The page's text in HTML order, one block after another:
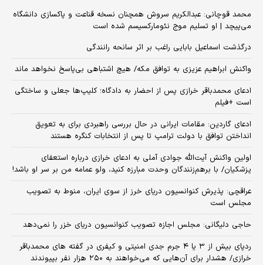
محمد قوچانی: عبدالکریم سروش همچنان نسخه قناعت و پاکسازی دانشگاه
می‌پیچد | او تسلیم موج نئومارکسیسم شده است
درگذشت اسماعیل بابایی راغب بر اثر سانحه رانندگی
واکنش ابراهیم عزیزی به توافق مکه/ هیچ اشتباهی بی‌پاسخ نخواهد ماند
ادعای محمدباقر خرازی پس از احضار به دادگاه؛ کلیپ‌ها جعلی و ساختگی
است +فیلم
ادعای گاردین: مقامات ایرانی در حال بررسی راهبردی برای به تعویق
انداختن توافق با دولت ترامپ تا پس از انتخابات کنگره هستند
اولین واکنش آیت‌الله جوادی آملی به ادعای خرازی درباره استعفای
پزشکیان/ با برهم‌زنندگان وحدت مبارزه کنید، ولو عمامه من بر سر او باشد!
عراقچی: پذیرش کنوانسیون دریای خرز از سوی ایران، منوط به تصویب
مجلس است
حاجی دلیگانی: مجلس اجازه تصویب کنوانسیون دریای خزر را نمی‌دهد
ردپای بیش از ۳ یا ۴ جرم جدی امنیتی و کیفری در گفته های محمدباقر
خرازی/ هشدار برای آن‌هایی که می‌خواهند به ۲۵۰ هزار نفر بپیوندند